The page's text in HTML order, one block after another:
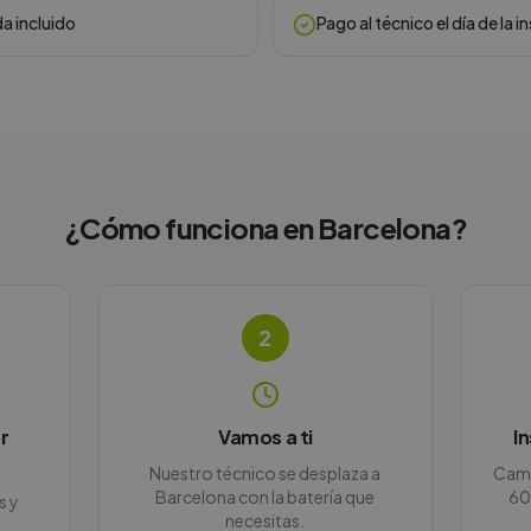
incluido Pago al técnico el día de la
¿Cómo funciona enBarcelona?
y
2
Vamos a ti
Nuestro técnico se desplaza a
Barcelona con la batería que
necesitas.